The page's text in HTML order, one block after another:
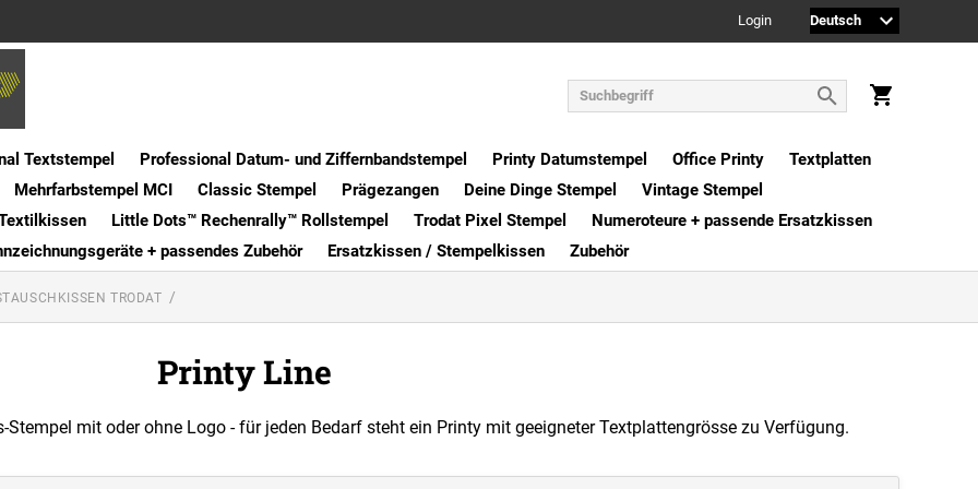
Login
Textstempel Professional Datum- und Ziffernbandstempel Printy Datumstempel Office Printy
Textplatten
Mehrfarbstempel MCI
Classic Stempel Prägezangen Deine Dinge Stempel
Vintage Stempel
Little Dots™ Rechenrally™ Rollstempel Trodat Pixel Stempel
Numeroteure + passende Ersatzkissen
+ passendes Zubehör
Ersatzkissen / Stempelkissen Zubehör
TRODAT
Printy Line
Stempel mit oder ohne Logo - für jeden Bedarf steht ein Printy mit geeigneter Textplattengrösse zu Verfügung.